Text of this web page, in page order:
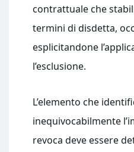
contrattuale che
termini di disdetta,
esplicitandone
l’esclusione.
L’elemento che
inequivocabilmente
revoca deve essere